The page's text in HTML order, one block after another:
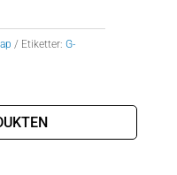
Etiketter: G-